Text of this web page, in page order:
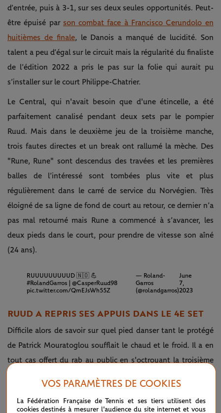
d’entrée, puis à 3-1, sur ses deux seules opportunités. Peut-
être épuisé par son combat face à Francisco Cerundolo en
huitièmes de finale, le Danois a manqué de lucidité. Son
talent a peu d’égal sur le circuit mais la régularité du finaliste
de l’édition 2022 a pris le pas sur la folie qui aurait pu
s’installer sur le court Philippe-Chatrier.
Le Central, qui n'avait besoin que d'une étincelle, a été
parfaitement canalisé pendant deux sets par le pompier
Ruud. Mais dans le deuxième jeu de la troisième manche,
trois fautes directes et un break ont rallumé la mèche. Des
"Rune, Rune" sont descendus des travées et les premières
balles de l’intéressé sont tombées plus vite et plus
régulièrement dans le carré de service du Norvégien. Très
éloigné de sa ligne de fond de court au retour, ce dernier n’a
pas mal retourné mais Rune a commencé à s’avancer, les
deux pieds dans le court, pour prendre de vitesse son aîné
(24 ans).
RUUUUUUUUUD 🇳🇴 💪
#RolandGarros| @CasperRuud98
pic.twitter.com/QmEJsWh55Z
— Roland-
Garros
(@rolandgarros)
June
7,
2023
RUUD A REPRIS SES APPUIS DANS LE 4E SET
Difficile alors de savoir sur quel pied danser tant le protégé
de Patrick Mouratoglou soufflait le chaud et le froid. Il a en
tout cas offert du rab au public en s'octroyant la troisième
faveur, il a pris des risques au retour pour déborder
VOS PARAMÈTRES DE COOKIES
La Fédération Française de Tennis et ses tiers utilisent des
cookies destinés à mesurer l'audience du site internet et vous